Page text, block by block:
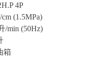
4P
(1.5MPa)
/min (50Hz)
箱